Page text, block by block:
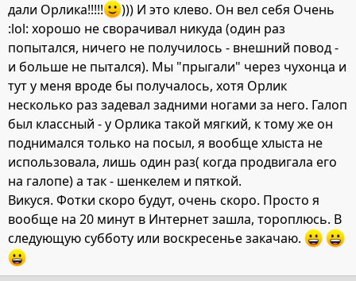
дали Орлика!!!!!
))) И это клево. Он вел себя Очень
:lol: хорошо не сворачивал никуда (один раз
попытался, ничего не получилось - внешний повод -
и больше не пытался). Мы "прыгали" через чухонца и
тут у меня вроде бы получалось, хотя Орлик
несколько раз задевал задними ногами за него. Галоп
был классный - у Орлика такой мягкий, к тому же он
поднимался только на посыл, я вообще хлыста не
использовала, лишь один раз( когда продвигала его
на галопе) а так - шенкелем и пяткой.
Викуся. Фотки скоро будут, очень скоро. Просто я
вообще на 20 минут в Интернет зашла, тороплюсь. В
следующую субботу или воскресенье закачаю.